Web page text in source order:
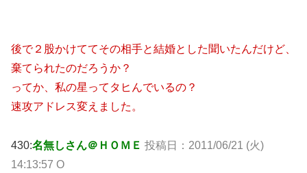
後で２股かけててその相手と結婚とした聞いたんだけど、
棄てられたのだろうか？
ってか、私の星ってタヒんでいるの？
速攻アドレス変えました。
430:名無しさん＠ＨＯＭＥ 投稿日：2011/06/21 (火)
14:13:57 O